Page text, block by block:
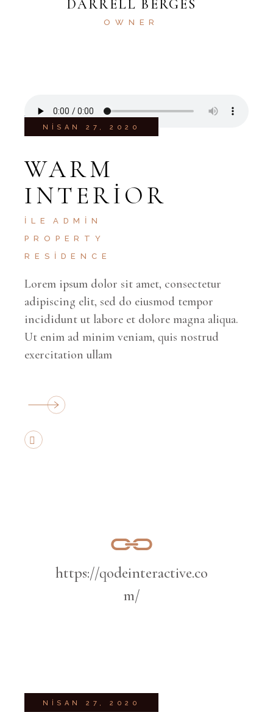
DARRELL BERGES
OWNER
NISAN 27, 2020
WARM
INTERIOR
İLE
ADMIN
PROPERTY
RESIDENCE
Lorem ipsum dolor sit amet, consectetur
adipiscing elit, sed do eiusmod tempor
incididunt ut labore et dolore magna aliqua.
Ut enim ad minim veniam, quis nostrud
exercitation ullam
https://qodeinteractive.co
m/
NISAN 27, 2020